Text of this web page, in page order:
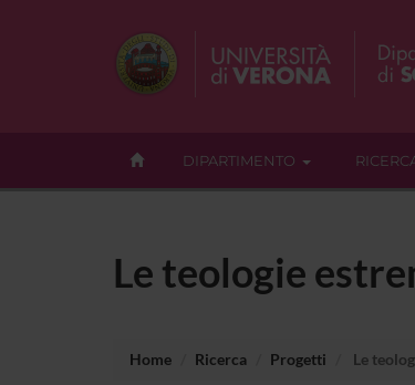
DIPARTIMENTO
Le teologie
Home Ricerca Progetti Le